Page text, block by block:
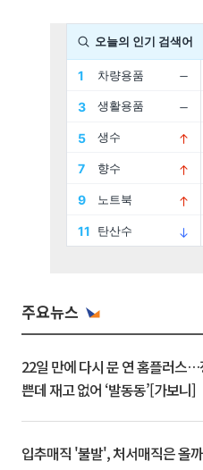
주요뉴스
22일 만에 다시 문 연 홈플러스
쁜데 재고 없어 ‘발동동’[가보니]
입추매직 '불발', 처서매직은 올